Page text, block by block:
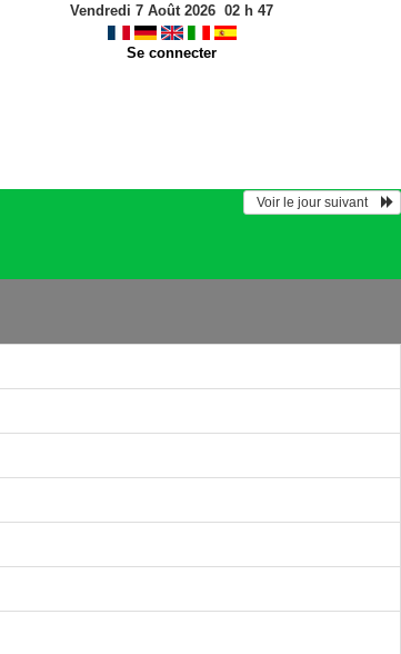
Vendredi 7 Août 2026 02 h 47
Se connecter
  Voir le jour suivant